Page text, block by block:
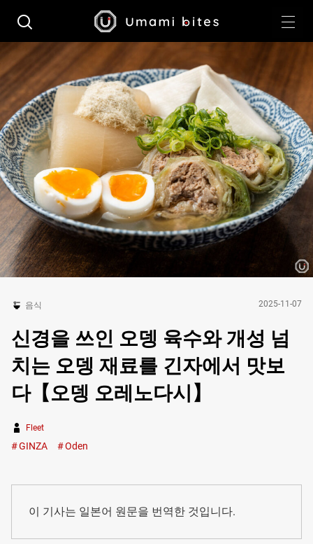
음식 2025-11-07
신경을 쓰인 오뎅 육수와 개성 넘
치는 오뎅 재료를 긴자에서 맛보
다【오뎅 오레노다시】
Fleet
GINZA Oden
이 기사는 일본어 원문을 번역한 것입니다.